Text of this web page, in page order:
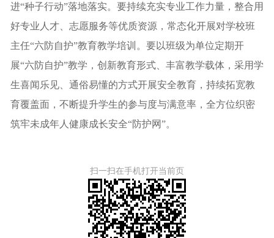
进“种子行动”落地落实。要持续充实专业工作力量，整合用
好专业人才、志愿服务等优质资源，常态化开展对学校班
主任“六防自护”教育教学培训。要以班级为单位定期开
展“六防自护”教学，创新教育形式、丰富教学载体，采用学
生喜闻乐见、通俗易懂的方式开展安全教育，持续拓宽教
育覆盖面，不断提升学生的参与度与满意率，全方位织密
筑牢未成年人健康成长安全“防护网”。
扫一扫在手机打开当前页